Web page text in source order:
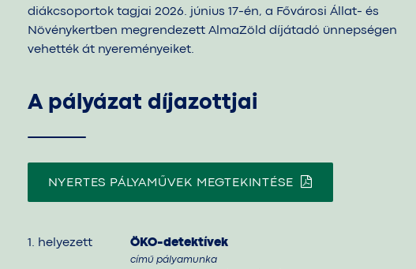
diákcsoportok tagjai 2026. június 17-én, a Fővárosi Állat- és
Növénykertben megrendezett AlmaZöld díjátadó ünnepségen
vehették át nyereményeiket.
A pályázat díjazottjai
NYERTES PÁLYAMŰVEK MEGTEKINTÉSE
1. helyezett ÖKO-detektívek
című pályamunka